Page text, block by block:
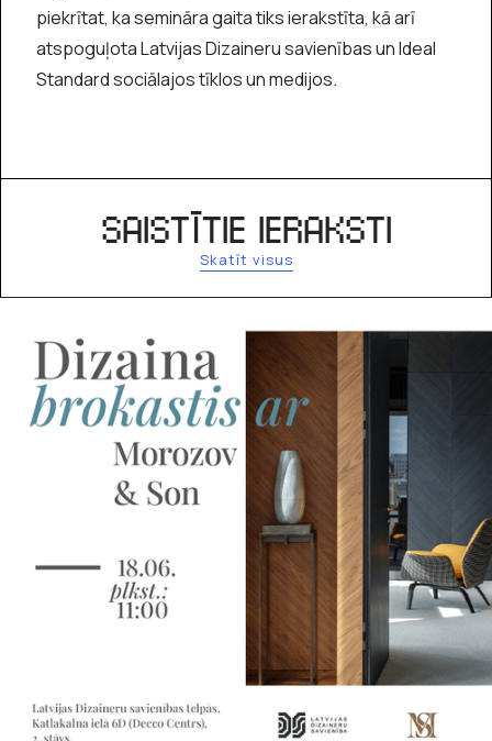
piekrītat, ka semināra gaita tiks ierakstīta, kā arī
atspoguļota Latvijas Dizaineru savienības un Ideal
Standard sociālajos tīklos un medijos.
SAISTĪTIE IERAKSTI
Skatīt visus